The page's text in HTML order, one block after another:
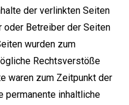
der verlinkten Seiten
Betreiber der Seiten
wurden zum
Rechtsverstöße
waren zum Zeitpunkt der
permanente inhaltliche